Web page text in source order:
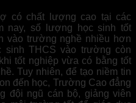
có chất lượng cao tại các
nay, số lượng học sinh tốt
vào trường nghề nhiều hơn
sinh THCS vào trường còn
tốt nghiệp vừa có bằng tốt
Tuy nhiên, để tạo niềm tin
đến học, Trường Cao đẳng
đội ngũ cán bộ, giảng viên